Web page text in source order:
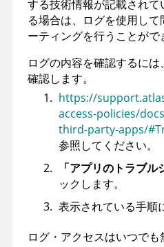
する技術情報が記載され
る場合は、ログを使用し
ーティングを行うことがで
ログの内容を確認するに
確認します。
https://
access-policies/
third-party-apps/
参照してください。
「アプリのトラブル
ックします。
表示されている手順
ログ・アクセスはいつでも